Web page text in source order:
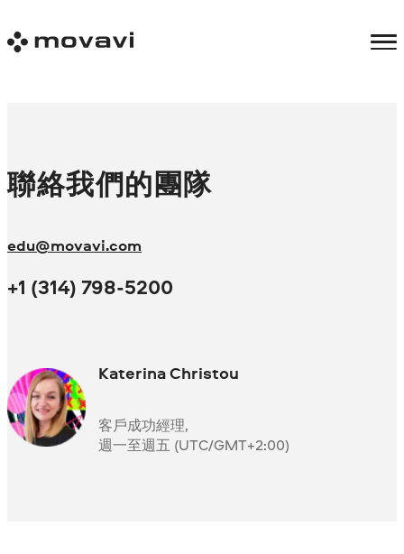
聯絡我們的團隊
edu@movavi.com
+1 (314) 798-5200
Katerina Christou
客戶成功經理,
週一至週五 (UTC/GMT+2:00)